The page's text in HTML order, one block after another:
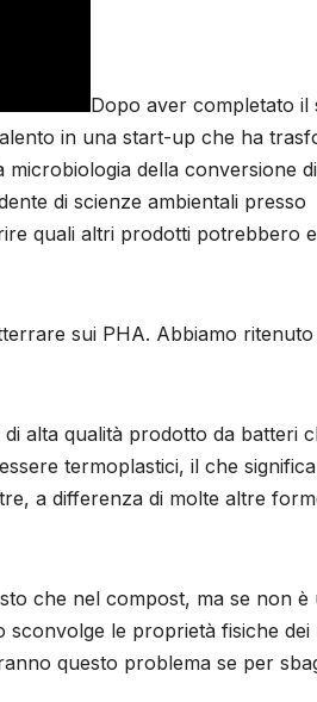
Dopo aver completato il
in una start-up che ha
della conversione
di scienze ambientali presso
quali altri prodotti potrebbero
sui PHA. Abbiamo
alta qualità prodotto da batteri
termoplastici, il che
a differenza di molte altre
che nel compost, ma se non è
sconvolge le proprietà fisiche dei
questo problema se per